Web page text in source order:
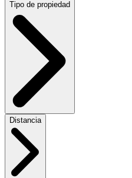
Tipo de propiedad
Distancia